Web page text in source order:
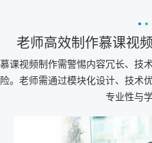
老师高效制作慕课视
慕课视频制作需警惕内容冗长、技
险。老师需通过模块化设计、技术
专业性与